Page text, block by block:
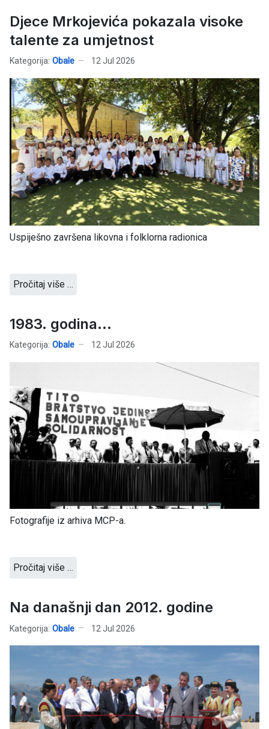
Djece Mrkojevića pokazala visoke
talente za umjetnost
Kategorija: Obale 12 Jul 2026
Uspiješno završena likovna i folklorna radionica
Pročitaj više …
1983. godina...
Kategorija: Obale 12 Jul 2026
Fotografije iz arhiva MCP-a.
Pročitaj više …
Na današnji dan 2012. godine
Kategorija: Obale 12 Jul 2026